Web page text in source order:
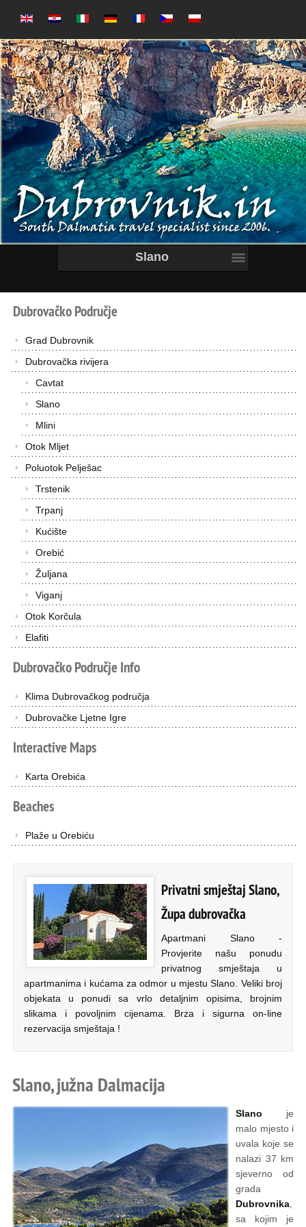
Slano
DubrovačkoPodručje
Grad Dubrovnik
Dubrovačka rivijera
Cavtat
Slano
Mlini
Otok Mljet
Poluotok Pelješac
Trstenik
Trpanj
Kućište
Orebić
Žuljana
Viganj
Otok Korčula
Elafiti
DubrovačkoPodručjeInfo
Klima Dubrovačkog područja
Dubrovačke Ljetne Igre
InteractiveMaps
Karta Orebića
Beaches
Plaže u Orebiću
Privatni smještaj Slano,
Župa dubrovačka
Apartmani Slano -
Provjerite našu ponudu
privatnog smještaja u
apartmanima i kućama za odmor u mjestu Slano. Veliki broj
objekata u ponudi sa vrlo detaljnim opisima, brojnim
slikama i povoljnim cijenama. Brza i sigurna on-line
rezervacija smještaja !
Slano, južna Dalmacija
Slano je
malo mjesto i
uvala koje se
nalazi 37 km
sjeverno od
grada
Dubrovnika
sa kojim je